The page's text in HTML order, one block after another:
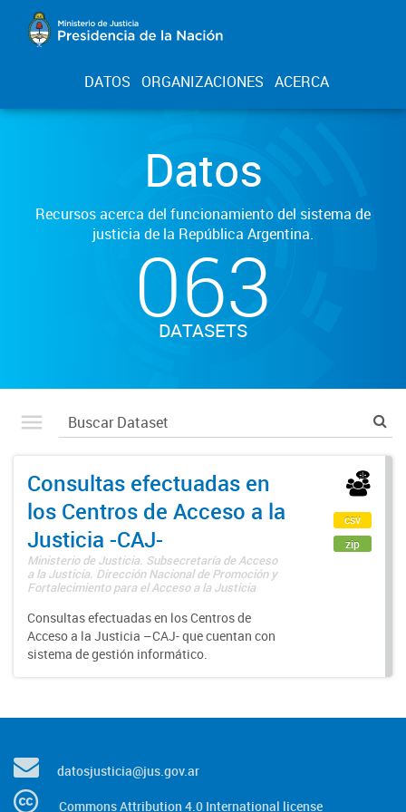
DATOS ORGANIZACIONES ACERCA
Datos
Recursos acerca del funcionamiento del sistema de
justicia de la República Argentina.
063
DATASETS
Consultas efectuadas en
los Centros de Acceso a la
Justicia -CAJ-
Ministerio de Justicia. Subsecretaría de Acceso
a la Justicia. Dirección Nacional de Promoción y
Fortalecimiento para el Acceso a la Justicia
Consultas efectuadas en los Centros de
Acceso a la Justicia –CAJ- que cuentan con
sistema de gestión informático.
csv
zip
datosjusticia@jus.gov.ar
Commons Attribution 4.0 International license